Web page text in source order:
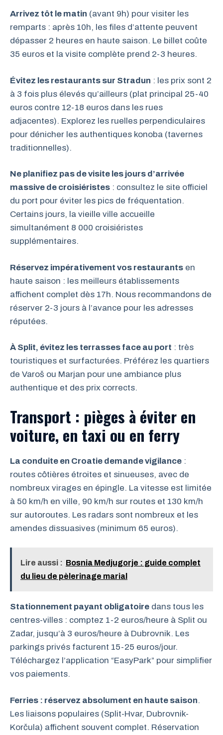
Arrivez tôt le matin (avant 9h) pour visiter les
remparts : après 10h, les files d’attente peuvent
dépasser 2 heures en haute saison. Le billet coûte
35 euros et la visite complète prend 2-3 heures.
Évitez les restaurants sur Stradun : les prix sont 2
à 3 fois plus élevés qu’ailleurs (plat principal 25-40
euros contre 12-18 euros dans les rues
adjacentes). Explorez les ruelles perpendiculaires
pour dénicher les authentiques konoba (tavernes
traditionnelles).
Ne planifiez pas de visite les jours d’arrivée
massive de croisiéristes : consultez le site officiel
du port pour éviter les pics de fréquentation.
Certains jours, la vieille ville accueille
simultanément 8 000 croisiéristes
supplémentaires.
Réservez impérativement vos restaurants en
haute saison : les meilleurs établissements
affichent complet dès 17h. Nous recommandons de
réserver 2-3 jours à l’avance pour les adresses
réputées.
À Split, évitez les terrasses face au port : très
touristiques et surfacturées. Préférez les quartiers
de Varoš ou Marjan pour une ambiance plus
authentique et des prix corrects.
Transport : pièges à éviter en
voiture, en taxi ou en ferry
La conduite en Croatie demande vigilance :
routes côtières étroites et sinueuses, avec de
nombreux virages en épingle. La vitesse est limitée
à 50 km/h en ville, 90 km/h sur routes et 130 km/h
sur autoroutes. Les radars sont nombreux et les
amendes dissuasives (minimum 65 euros).
Lire aussi : Bosnia Medjugorje : guide complet
du lieu de pèlerinage marial
Stationnement payant obligatoire dans tous les
centres-villes : comptez 1-2 euros/heure à Split ou
Zadar, jusqu’à 3 euros/heure à Dubrovnik. Les
parkings privés facturent 15-25 euros/jour.
Téléchargez l’application “EasyPark” pour simplifier
vos paiements.
Ferries : réservez absolument en haute saison.
Les liaisons populaires (Split-Hvar, Dubrovnik-
Korčula) affichent souvent complet. Réservation